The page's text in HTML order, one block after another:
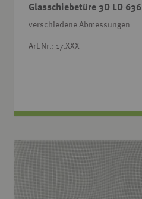
Glasschiebetüre 3D LD 636
verschiedene Abmessungen
Art.Nr.: 17.XXX